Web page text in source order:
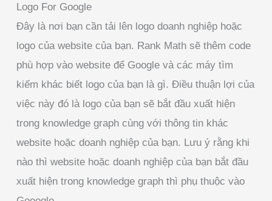
Logo For Google
Đây là nơi bạn cần tải lên logo doanh nghiệp hoặc
logo của website của bạn. Rank Math sẽ thêm code
phù hợp vào website để Google và các máy tìm
kiếm khác biết logo của bạn là gì. Điều thuận lợi của
việc này đó là logo của bạn sẽ bắt đầu xuất hiện
trong knowledge graph cùng với thông tin khác
website hoặc doanh nghiệp của bạn. Lưu ý rằng khi
nào thì website hoặc doanh nghiệp của bạn bắt đầu
xuất hiện trong knowledge graph thì phụ thuộc vào